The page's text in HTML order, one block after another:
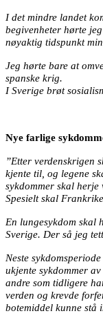
I det mindre landet
begivenheter hørte
nøyaktig tidspunkt
Jeg hørte bare at
spanske krig.
I Sverige brøt
Nye farlige
”Etter verdenskrigen
kjente til, og legene
sykdommer skal herje
Spesielt skal
En lungesykdom skal
Sverige. Der så jeg
Neste
ukjente sykdommer
andre som tidligere
verden og krevde
botemiddel kunne stå